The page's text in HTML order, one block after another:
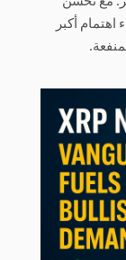
اهتمام أكبر